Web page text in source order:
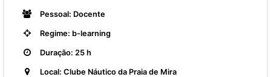
Pessoal: Docente
Regime: b-learning
Duração: 25 h
Local: Clube Náutico da Praia de Mira